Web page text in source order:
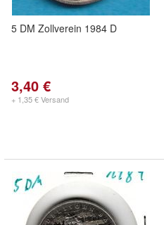
5 DM Zollverein 1984 D
3,40 €
+ 1,35 € Versand